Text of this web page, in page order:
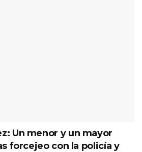
Un menor y un mayor
forcejeo con la policía y